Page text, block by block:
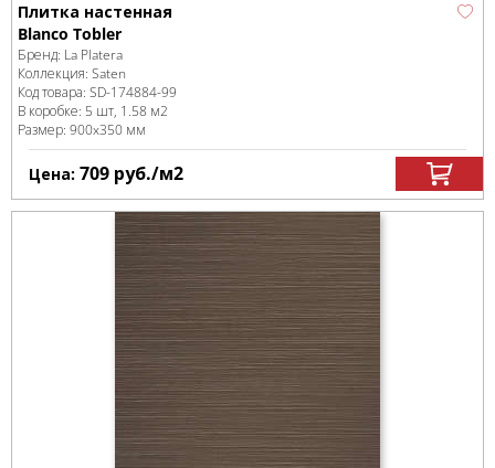
Плитка настенная
Blanco Tobler
Бренд: La Platera
Коллекция: Saten
Код товара: SD-174884-99
В коробке: 5 шт, 1.58 м2
Размер: 900x350 мм
Цена: 709 руб./м2